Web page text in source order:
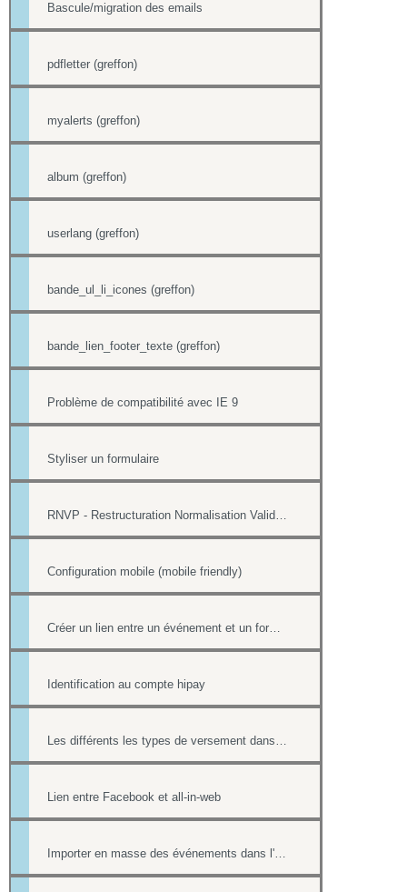
Bascule/migration des emails
pdfletter (greffon)
myalerts (greffon)
album (greffon)
userlang (greffon)
bande_ul_li_icones (greffon)
bande_lien_footer_texte (greffon)
Problème de compatibilité avec IE 9
Styliser un formulaire
RNVP - Restructuration Normalisation Validation Postale
Configuration mobile (mobile friendly)
Créer un lien entre un événement et un formulaire
Identification au compte hipay
Les différents les types de versement dans un formulaire payant.
Lien entre Facebook et all-in-web
Importer en masse des événements dans l'Agenda